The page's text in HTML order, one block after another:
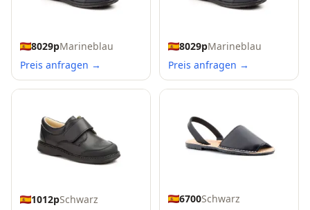
8029pMarineblau
Preis anfragen →
8029pMarineblau
Preis anfragen →
1012pSchwarz
6700Schwarz